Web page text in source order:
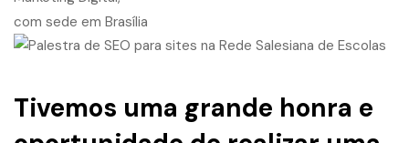
Tivemos uma grande honra e